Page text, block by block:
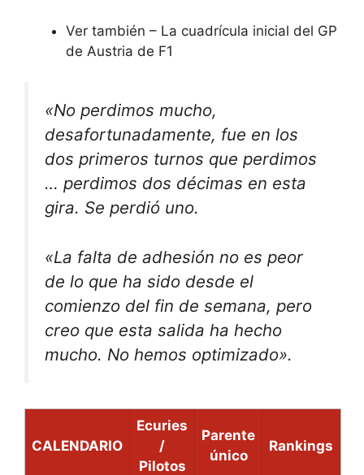
Ver también – La cuadrícula inicial del GP
de Austria de F1
«No perdimos mucho,
desafortunadamente, fue en los
dos primeros turnos que perdimos
… perdimos dos décimas en esta
gira. Se perdió uno.
«La falta de adhesión no es peor
de lo que ha sido desde el
comienzo del fin de semana, pero
creo que esta salida ha hecho
mucho. No hemos optimizado».
CALENDARIO
Ecuries
/
Pilotos
Parente
único
Rankings